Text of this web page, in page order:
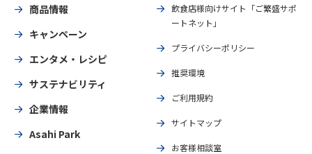
商品情報
キャンペーン
エンタメ・レシピ
サステナビリティ
企業情報
Asahi Park
飲食店様向けサイト「ご繁盛サポ
ートネット」
プライバシーポリシー
推奨環境
ご利用規約
サイトマップ
お客様相談室